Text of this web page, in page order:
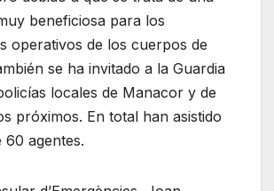
beneficiosa para los
operativos de los cuerpos de
se ha invitado a la Guardia
locales de Manacor y de
próximos. En total han asistido
60 agentes.